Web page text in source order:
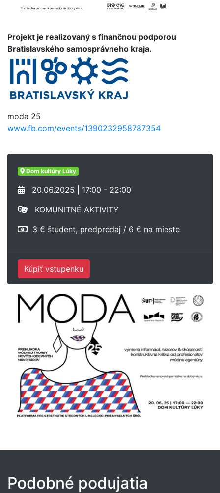
Projekt je realizovaný s finančnou podporou
Bratislavského samosprávneho kraja.
moda 25
www.fb.com/events/1390232958787354
Dom kultúry Lúky
20.06.2025 | 17:00 - 22:00
KOMUNITNÉ AKTIVITY
3 € študent, predpredaj / 6 € na mieste
Kúpiť vstupenku
Podobné podujatia